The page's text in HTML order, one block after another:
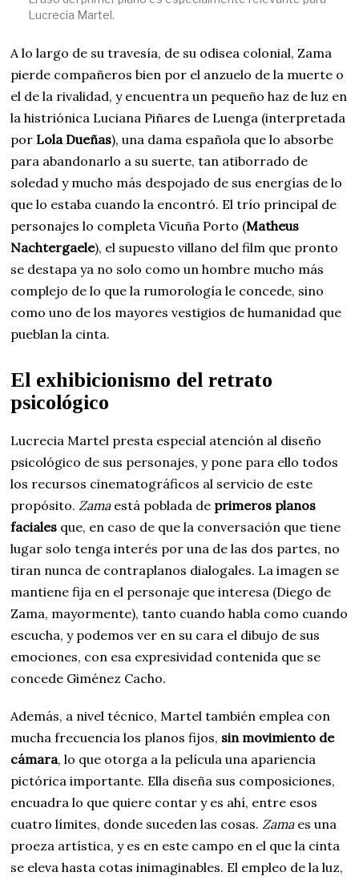
Lucrecia Martel.
A lo largo de su travesía, de su odisea colonial, Zama
pierde compañeros bien por el anzuelo de la muerte o
el de la rivalidad, y encuentra un pequeño haz de luz en
la histriónica Luciana Piñares de Luenga (interpretada
porLola Dueñas), una dama española que lo absorbe
para abandonarlo a su suerte, tan atiborrado de
soledad y mucho más despojado de sus energías de lo
que lo estaba cuando la encontró. El trío principal de
personajes lo completa Vicuña Porto (Matheus
Nachtergaele), el supuesto villano del film que pronto
se destapa ya no solo como un hombre mucho más
complejo de lo que la rumorología le concede, sino
como uno de los mayores vestigios de humanidad que
pueblan la cinta.
El exhibicionismo del retrato
psicológico
Lucrecia Martel presta especial atención al diseño
psicológico de sus personajes, y pone para ello todos
los recursos cinematográficos al servicio de este
propósito.Zama está poblada de primeros planos
faciales que, en caso de que la conversación que tiene
lugar solo tenga interés por una de las dos partes, no
tiran nunca de contraplanos dialogales. La imagen se
mantiene fija en el personaje que interesa (Diego de
Zama, mayormente), tanto cuando habla como cuando
escucha, y podemos ver en su cara el dibujo de sus
emociones, con esa expresividad contenida que se
concede Giménez Cacho.
Además, a nivel técnico, Martel también emplea con
mucha frecuencia los planos fijos, sin movimiento de
cámara, lo que otorga a la película una apariencia
pictórica importante. Ella diseña sus composiciones,
encuadra lo que quiere contar y es ahí, entre esos
cuatro límites, donde suceden las cosas.Zama es una
proeza artística, y es en este campo en el que la cinta
se eleva hasta cotas inimaginables. El empleo de la luz,